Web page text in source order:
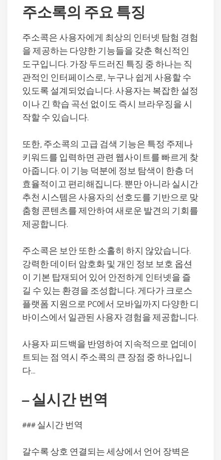
주소록의 주요 특징
주소콕은 사용자에게 최상의 인터넷 탐험 경험
을 제공하는 다양한 기능들을 갖춘 혁신적인
도구입니다. 가장 두드러진 특징 중 하나는 직
관적인 인터페이스로, 누구나 쉽게 사용할 수
있도록 설계되었습니다. 사용자는 복잡한 설정
이나 긴 학습 곡선 없이도 즉시 브라우징을 시
작할 수 있습니다.
또한, 주소콕의 고급 검색 기능은 특정 주제나
키워드를 입력하면 관련 웹사이트를 빠르게 찾
아줍니다. 이 기능 덕분에 정보 탐색이 한층 더
효율적이고 편리해집니다. 뿐만 아니라 실시간
추천 시스템은 사용자의 선호도를 기반으로 맞
춤형 콘텐츠를 제안하여 새로운 발견의 기회를
제공합니다.
주소콕은 보안 또한 소홀히 하지 않았습니다.
강력한 데이터 암호화 및 개인 정보 보호 옵션
이 기본 탑재되어 있어 안전하게 인터넷을 즐
길 수 있는 환경을 조성합니다. 게다가 크로스
플랫폼 지원으로 PC에서 모바일까지 다양한 디
바이스에서 일관된 사용자 경험을 제공합니다.
사용자 피드백을 반영하여 지속적으로 업데이
트되는 점 역시 주소콕의 큰 장점 중 하나입니
다…
– 실시간 번역
### 실시간 번역
갈수록 상호 연결되는 세상에서 언어 장벽은